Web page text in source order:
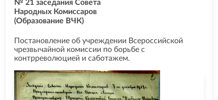
№ 21 заседания Совета
Народных Комиссаров
(Образование ВЧК)
Постановление об учреждении Всероссийской
чрезвычайной комиссии по борьбе с
контрреволюцией и саботажем.